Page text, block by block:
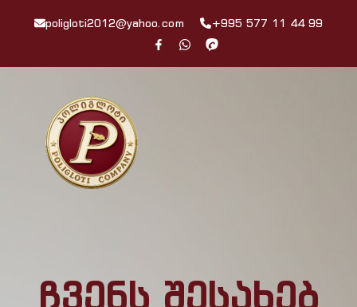
poligloti2012@yahoo.com +995 577 11 44 99
ჩვენს შესახებ